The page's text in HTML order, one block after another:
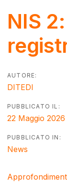
NIS
AUTORE:
DITEDI
PUBBLICATO IL:
22 Maggio 2026
PUBBLICATO IN:
News